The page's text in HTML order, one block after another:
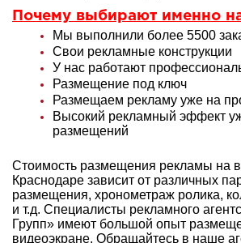
Почему выбирают именно
Мы выполнили более 5500
Свои рекламные конструкции
У нас работают
Размещение под ключ
Размещаем рекламу уже на
Высокий рекламный эффект
размещений
Стоимость размещения рекламы на
Краснодаре зависит от различных
размещения, хронометраж ролика,
и т.д. Специалисты рекламного
Групп» имеют большой опыт
видеоэкране. Обращайтесь в наше